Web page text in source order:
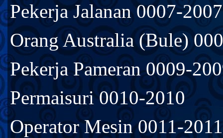
Pekerja Jalanan 0007-2007
Orang Australia (Bule)
Pekerja Pameran 0009-
Permaisuri 0010-2010
Operator Mesin 0011-2011